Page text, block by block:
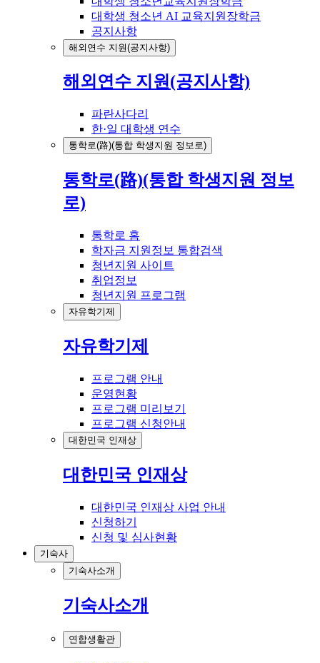
대학생 청소년 AI 교육지원장학금
공지사항
해외연수 지원(공지사항)
해외연수 지원(공지사항)
파란사다리
한·일 대학생 연수
통학로(路)(통합 학생지원 정보로)
통학로(路)(통합 학생지원 정보
로)
통학로 홈
학자금 지원정보 통합검색
청년지원 사이트
취업정보
청년지원 프로그램
자유학기제
자유학기제
프로그램 안내
운영현황
프로그램 미리보기
프로그램 신청안내
대한민국 인재상
대한민국 인재상
대한민국 인재상 사업 안내
신청하기
신청 및 심사현황
기숙사
기숙사소개
기숙사소개
연합생활관